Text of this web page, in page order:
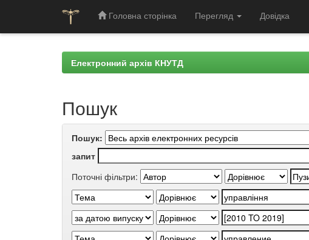
Головна сторінка Перегляд Довідка
Електронний архів КНУТД
Пошук
Пошук:
запит
Поточні фільтри: